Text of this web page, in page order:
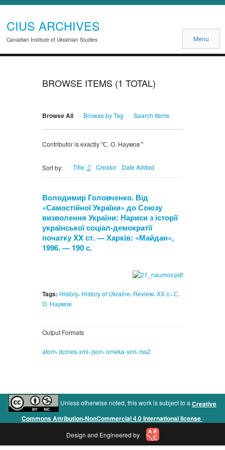
CIUS ARCHIVES
Canadian Institute of Ukrainian Studies Menu
BROWSE ITEMS (1 TOTAL)
Browse All Browse by Tag Search Items
Contributor is exactly "С. О. Наумов "
Sort by: Title Creator Date Added
Володимир Головченко. Від
«Самостійної України» до Союзу
визволення України: Нариси з історії
української соціал-демократії
початку XX ст. — Харків: «Майдан»,
1996. — 190 с.
Tags: History, History of Ukraine, Review, XX c., С.
О. Наумов
Output Formats
atom, dcmes-xml, json, omeka-xml, rss2
Unless otherwise noted, this work is subject to a Creative
Commons Attribution-NonCommercial 4.0 International license .
Design and Engineered by